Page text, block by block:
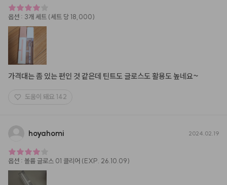
옵션 : 3개 세트 (세트 당 18,000)
가격대는 좀 있는 편인 것 같은데 틴트도 글로스도 활용도 높네요~
도움이 돼요 142
hoyahomi 2024.02.19
옵션 : 볼륨 글로스 01 클리어 (EXP. 26.10.09)